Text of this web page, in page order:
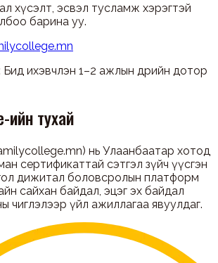
хүсэлт, эсвэл тусламж хэрэгтэй
барина уу.
Бид ихэвчлэн 1–2 ажлын өдрийн дотор
ийн тухай
нь Улаанбаатар хотод
сертификаттай сэтгэл зүйч үүсгэн
дижитал боловсролын платформ
сайхан байдал, эцэг эх байдал
чиглэлээр үйл ажиллагаа явуулдаг.